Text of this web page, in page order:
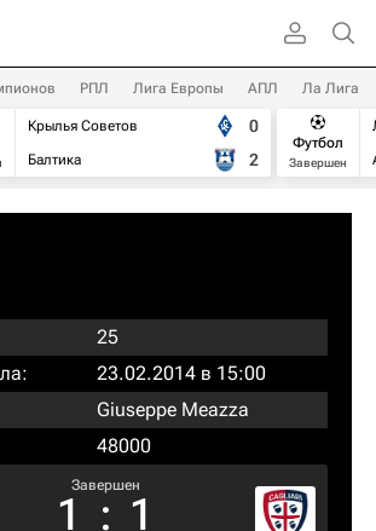
РПЛ Лига Европы АПЛ Ла Лига
Крылья Советов
Балтика
0
2
Футбол
Завершен
25
23.02.2014 в 15:00
Giuseppe Meazza
48000
Завершен
1 : 1